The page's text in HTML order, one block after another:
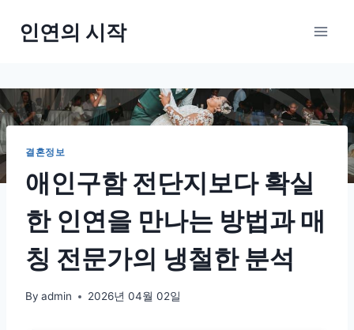
인연의 시작
결혼정보
애인구함 전단지보다 확실
한 인연을 만나는 방법과 매
칭 전문가의 냉철한 분석
By admin 2026년 04월 02일